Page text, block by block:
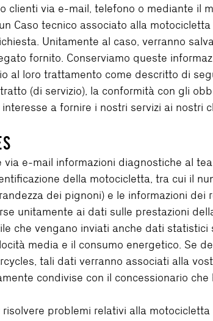
clienti via e-mail, telefono o mediante il
Caso tecnico associato alla
Unitamente al caso, verranno
fornito. Conserviamo queste
al loro trattamento come descritto di
(di servizio), la conformità con gli
a fornire i nostri servizi ai nostri
e-mail informazioni diagnostiche al
della motocicletta, tra cui il
dei pignoni) e le informazioni
unitamente ai dati sulle prestazioni
che vengano inviati anche dati
media e il consumo energetico. Se
tali dati verranno associati alla
condivise con il concessionario
problemi relativi alla